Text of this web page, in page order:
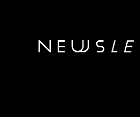
NEwS